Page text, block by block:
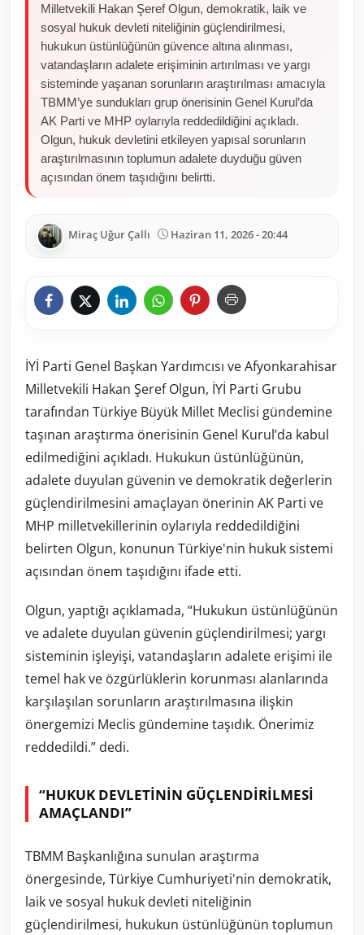
Milletvekili Hakan Şeref Olgun, demokratik, laik ve
sosyal hukuk devleti niteliğinin güçlendirilmesi,
hukukun üstünlüğünün güvence altına alınması,
vatandaşların adalete erişiminin artırılması ve yargı
sisteminde yaşanan sorunların araştırılması amacıyla
TBMM’ye sundukları grup önerisinin Genel Kurul’da
AK Parti ve MHP oylarıyla reddedildiğini açıkladı.
Olgun, hukuk devletini etkileyen yapısal sorunların
araştırılmasının toplumun adalete duyduğu güven
açısından önem taşıdığını belirtti.
Miraç Uğur Çallı Haziran 11, 2026 - 20:44
İYİ Parti Genel Başkan Yardımcısı ve Afyonkarahisar
Milletvekili Hakan Şeref Olgun, İYİ Parti Grubu
tarafından Türkiye Büyük Millet Meclisi gündemine
taşınan araştırma önerisinin Genel Kurul’da kabul
edilmediğini açıkladı. Hukukun üstünlüğünün,
adalete duyulan güvenin ve demokratik değerlerin
güçlendirilmesini amaçlayan önerinin AK Parti ve
MHP milletvekillerinin oylarıyla reddedildiğini
belirten Olgun, konunun Türkiye'nin hukuk sistemi
açısından önem taşıdığını ifade etti.
Olgun, yaptığı açıklamada, “Hukukun üstünlüğünün
ve adalete duyulan güvenin güçlendirilmesi; yargı
sisteminin işleyişi, vatandaşların adalete erişimi ile
temel hak ve özgürlüklerin korunması alanlarında
karşılaşılan sorunların araştırılmasına ilişkin
önergemizi Meclis gündemine taşıdık. Önerimiz
reddedildi.” dedi.
“HUKUK DEVLETİNİN GÜÇLENDİRİLMESİ
AMAÇLANDI”
TBMM Başkanlığına sunulan araştırma
önergesinde, Türkiye Cumhuriyeti'nin demokratik,
laik ve sosyal hukuk devleti niteliğinin
güçlendirilmesi, hukukun üstünlüğünün toplumun